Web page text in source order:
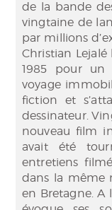
de la bande
vingtaine de
par millions
Christian
1985 pour
voyage
fiction et
dessinateur.
nouveau film
avait été
entretiens
dans la même
en Bretagne. A